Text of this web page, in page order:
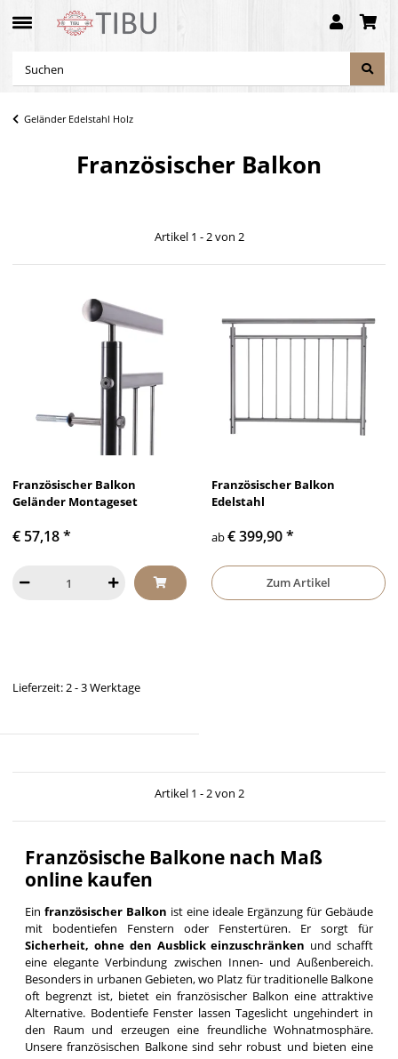
Geländer Edelstahl Holz
Französischer Balkon
Artikel 1 - 2 von 2
Französischer Balkon
Geländer Montageset
€ 57,18*
Lieferzeit: 2 - 3 Werktage
Französischer Balkon
Edelstahl
ab€ 399,90*
Zum Artikel
Artikel 1 - 2 von 2
Französische Balkone nach Maß
online kaufen
Ein französischer Balkon ist eine ideale Ergänzung für Gebäude
mit bodentiefen Fenstern oder Fenstertüren. Er sorgt für
Sicherheit, ohne den Ausblick einzuschränken und schafft
eine elegante Verbindung zwischen Innen- und Außenbereich.
Besonders in urbanen Gebieten, wo Platz für traditionelle Balkone
oft begrenzt ist, bietet ein französischer Balkon eine attraktive
Alternative. Bodentiefe Fenster lassen Tageslicht ungehindert in
den Raum und erzeugen eine freundliche Wohnatmosphäre.
Unsere französischen Balkone sind sehr robust und bieten eine